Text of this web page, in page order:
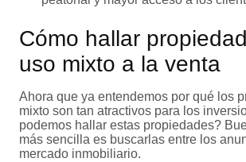
Cómo hallar
uso mixto a la venta
Ahora que ya entendemos por qué los
mixto son tan atractivos para los
podemos hallar estas propiedades?
más sencilla es buscarlas entre los
mercado inmobiliario.